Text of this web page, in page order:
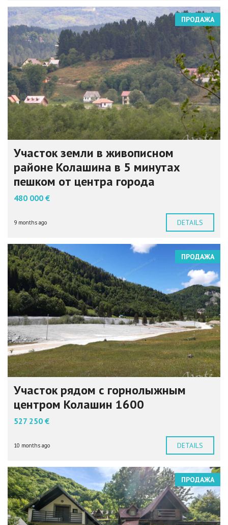
ПРОДАЖА
Участок земли в живописном
районе Колашина в 5 минутах
пешком от центра города
480 000 €
9 months ago DETAILS
ПРОДАЖА
Участок рядом с горнолыжным
центром Колашин 1600
527 250 €
10 months ago DETAILS
ПРОДАЖА